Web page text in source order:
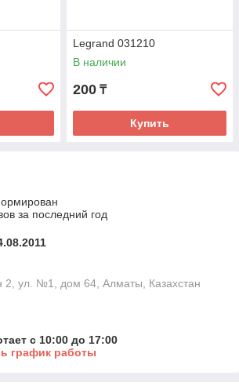
Legrand 031210
В наличии
200 ₸
Купить
за последний год
2, ул. №1, дом 64, Алматы, Казахстан
с 10:00 до 17:00
график работы